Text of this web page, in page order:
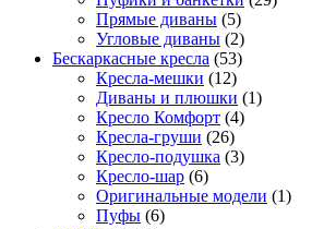
Прямые диваны (5)
Угловые диваны (2)
Бескаркасные кресла (53)
Кресла-мешки (12)
Диваны и плюшки (1)
Кресло Комфорт (4)
Кресла-груши (26)
Кресло-подушка (3)
Кресло-шар (6)
Оригинальные модели (1)
Пуфы (6)